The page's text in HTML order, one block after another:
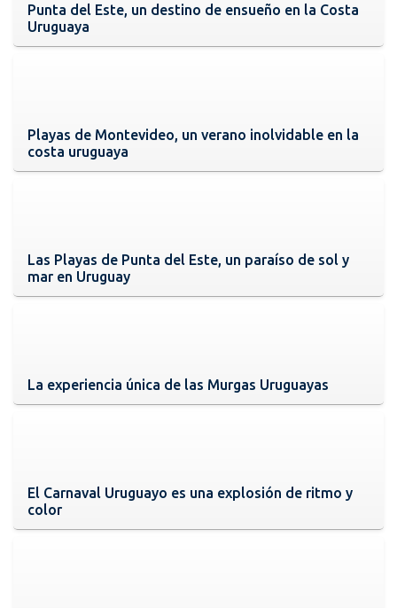
Punta del Este, un destino de ensueño en la Costa
Uruguaya
Playas de Montevideo, un verano inolvidable en la
costa uruguaya
Las Playas de Punta del Este, un paraíso de sol y
mar en Uruguay
La experiencia única de las Murgas Uruguayas
El Carnaval Uruguayo es una explosión de ritmo y
color